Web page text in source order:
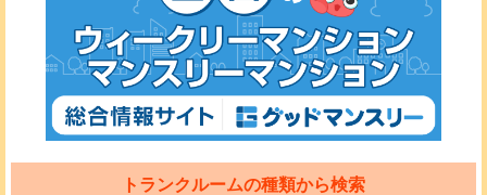
トランクルームの種類から検索